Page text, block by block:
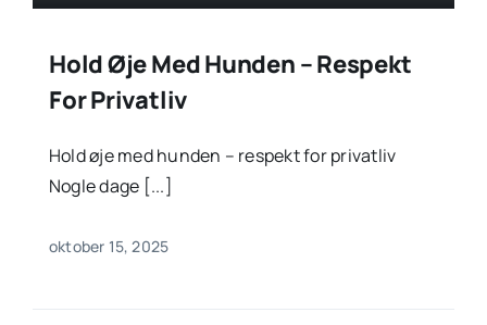
Hold Øje Med Hunden – Respekt
For Privatliv
Hold øje med hunden – respekt for privatliv
Nogle dage [...]
oktober 15, 2025